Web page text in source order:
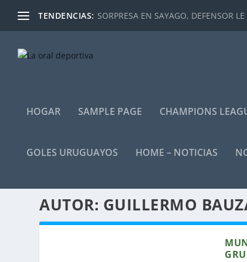
TENDENCIAS: SORPRESA EN SAYAGO, DEFENSOR
HOGAR SAMPLE PAGE CHAMPIONS
GOLES URUGUAYOS HOME – NOTICIAS
AUTOR: GUILLERMO